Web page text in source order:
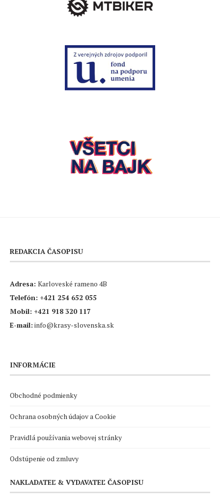
REDAKCIA ČASOPISU
Adresa: Karloveské rameno 4B
Telefón: +421 254 652 055
Mobil: +421 918 320 117
E-mail: info@krasy-slovenska.sk
INFORMÁCIE
Obchodné podmienky
Ochrana osobných údajov a Cookie
Pravidlá používania webovej stránky
Odstúpenie od zmluvy
NAKLADATEĽ & VYDAVATEĽ ČASOPISU